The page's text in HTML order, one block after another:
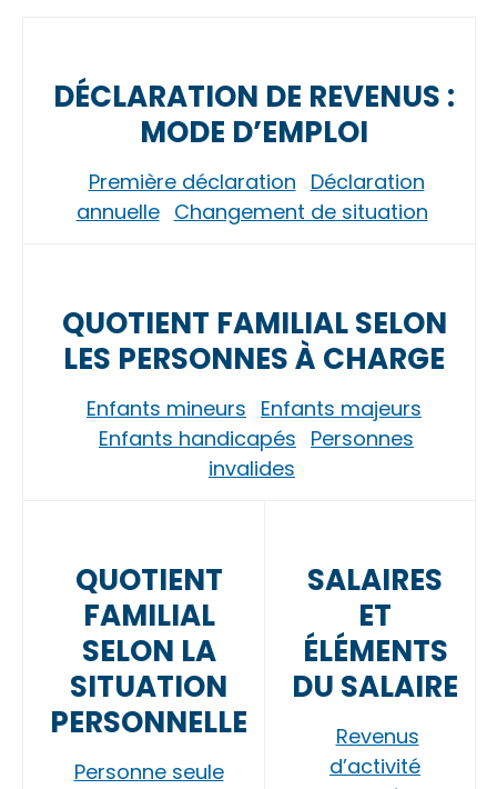
DÉCLARATION DE REVENUS :
MODE D’EMPLOI
Première déclaration Déclaration
annuelle Changement de situation
QUOTIENT FAMILIAL SELON
LES PERSONNES À CHARGE
Enfants mineurs Enfants majeurs
Enfants handicapés Personnes
invalides
QUOTIENT
FAMILIAL
SELON LA
SITUATION
PERSONNELLE
Personne seule
SALAIRES
ET
ÉLÉMENTS
DU SALAIRE
Revenus
d’activité